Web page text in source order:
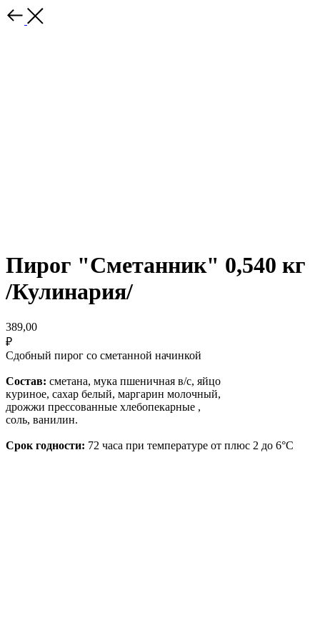
Пирог "Сметанник" 0,540 кг
/Кулинария/
389,00
₽
Сдобный пирог со сметанной начинкой
Состав: сметана, мука пшеничная в/с, яйцо
куриное, сахар белый, маргарин молочный,
дрожжи прессованные хлебопекарные ,
соль, ванилин.
Срок годности: 72 часа при температуре от плюс 2 до 6°С